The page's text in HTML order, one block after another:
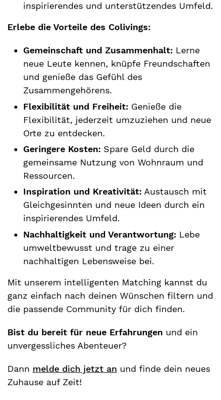
inspirierendes und unterstützendes Umfeld.
Erlebe die Vorteile des Colivings:
Gemeinschaft und Zusammenhalt: Lerne
neue Leute kennen, knüpfe Freundschaften
und genieße das Gefühl des
Zusammengehörens.
Flexibilität und Freiheit: Genieße die
Flexibilität, jederzeit umzuziehen und neue
Orte zu entdecken.
Geringere Kosten: Spare Geld durch die
gemeinsame Nutzung von Wohnraum und
Ressourcen.
Inspiration und Kreativität: Austausch mit
Gleichgesinnten und neue Ideen durch ein
inspirierendes Umfeld.
Nachhaltigkeit und Verantwortung: Lebe
umweltbewusst und trage zu einer
nachhaltigen Lebensweise bei.
Mit unserem intelligenten Matching kannst du
ganz einfach nach deinen Wünschen filtern und
die passende Community für dich finden.
Bist du bereit für neue Erfahrungen und ein
unvergessliches Abenteuer?
Dann melde dich jetzt an und finde dein neues
Zuhause auf Zeit!